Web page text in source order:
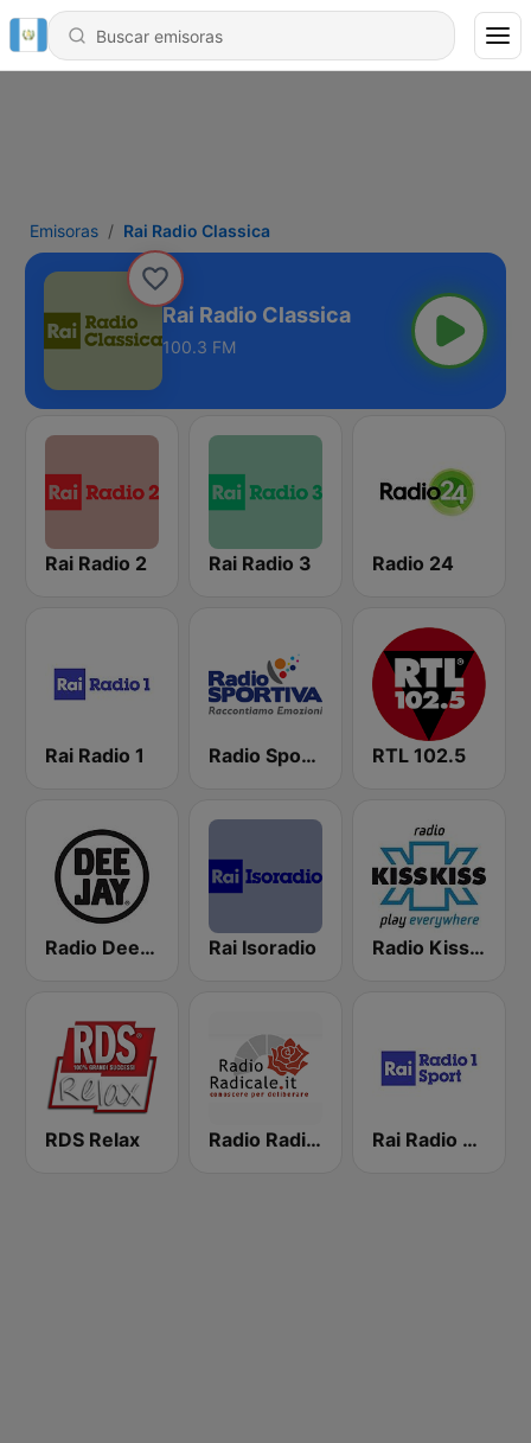
Emisoras Rai Radio Classica
Rai Radio Classica
100.3 FM
Rai Radio 2 Rai Radio 3 Radio 24
Rai Radio 1 Radio Sportiva RTL 102.5
Radio Deejay Rai Isoradio Radio Kiss Kiss
RDS Relax Radio Radicale Rai Radio 1 Sport